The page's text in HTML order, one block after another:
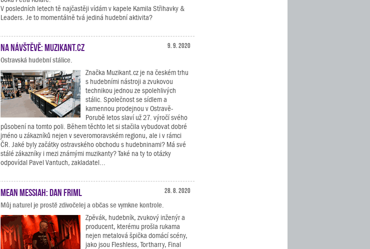
V posledních letech tě najčastěji vídám v kapele Kamila Střihavky &
Leaders. Je to momentálně tvá jediná hudební aktivita?
9. 9. 2020
Na návštěvě: Muzikant.cz
Ostravská hudební stálice.
Značka Muzikant.cz je na českém trhu
s hudebními nástroji a zvukovou
technikou jednou ze spolehlivých
stálic. Společnost se sídlem a
kamennou prodejnou v Ostravě-
Porubě letos slaví už 27. výročí svého
působení na tomto poli. Během těchto let si stačila vybudovat dobré
jméno u zákazníků nejen v severomoravském regionu, ale i v rámci
ČR. Jaké byly začátky ostravského obchodu s hudebninami? Má své
stálé zákazníky i mezi známými muzikanty? Také na ty to otázky
odpovídal Pavel Vantuch, zakladatel...
28. 8. 2020
Mean Messiah: Dan Friml
Můj naturel je prostě zdivočelej a občas se vymkne kontrole.
Zpěvák, hudebník, zvukový inženýr a
producent, kterému prošla rukama
nejen metalová špička domácí scény,
jako jsou Fleshless, Tortharry, Final